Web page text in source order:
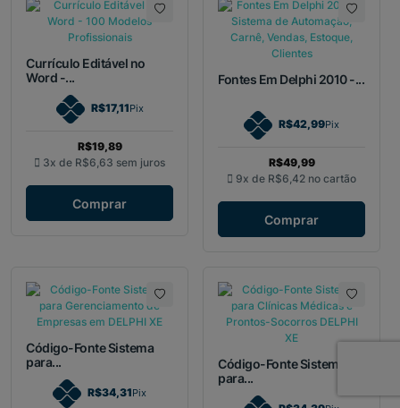
Currículo Editável no
Word -...
R$17,11Pix
R$19,89
3x de R$6,63 sem juros
Comprar
Fontes Em Delphi 2010 -...
R$42,99Pix
R$49,99
9x de R$6,42 no cartão
Comprar
Código-Fonte Sistema
para...
R$34,31Pix
Código-Fonte Sistema
para...